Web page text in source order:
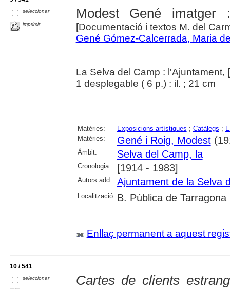
seleccionar
imprimir
Modest Gené imatger
[Documentació i textos M. del
Gené Gómez-Calcerrada, Maria
La Selva del Camp : l'Ajuntament,
1 desplegable ( 6 p.) : il. ; 21 cm
Matèries: Exposicions artístiques ; Catàlegs ;
Matèries:
Gené i Roig, Modest
Àmbit: Selva del Camp, la
Cronologia: [1914 - 1983]
Autors add.: Ajuntament de la Selva
Localització: B. Pública de Tarragona
Enllaç permanent a aquest
10 / 541
seleccionar Cartes de clients